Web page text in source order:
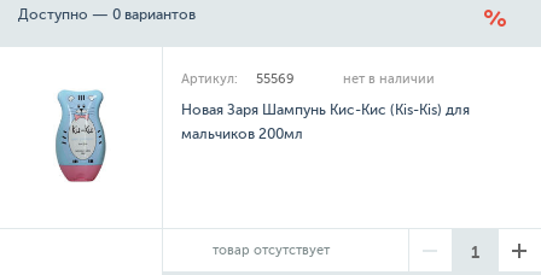
Доступно — 0 вариантов
Артикул: 55569 нет в наличии
Новая Заря Шампунь Кис-Кис (Kis-Kis) для
мальчиков 200мл
товар отсутствует